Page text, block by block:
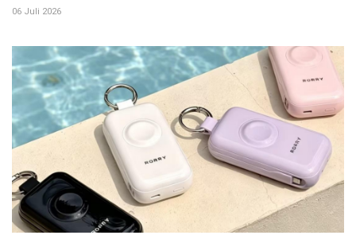
06 Juli 2026